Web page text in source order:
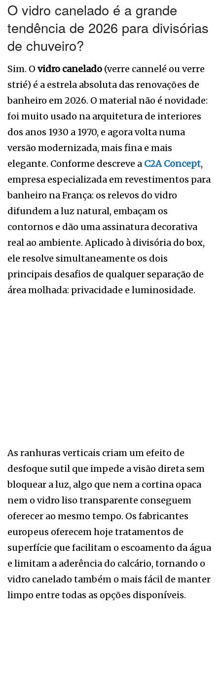
O vidro canelado é a grande
tendência de 2026 para divisórias
de chuveiro?
Sim. O vidro canelado (verre cannelé ou verre
strié) é a estrela absoluta das renovações de
banheiro em 2026. O material não é novidade:
foi muito usado na arquitetura de interiores
dos anos 1930 a 1970, e agora volta numa
versão modernizada, mais fina e mais
elegante. Conforme descreve a C2A Concept,
empresa especializada em revestimentos para
banheiro na França: os relevos do vidro
difundem a luz natural, embaçam os
contornos e dão uma assinatura decorativa
real ao ambiente. Aplicado à divisória do box,
ele resolve simultaneamente os dois
principais desafios de qualquer separação de
área molhada: privacidade e luminosidade.
As ranhuras verticais criam um efeito de
desfoque sutil que impede a visão direta sem
bloquear a luz, algo que nem a cortina opaca
nem o vidro liso transparente conseguem
oferecer ao mesmo tempo. Os fabricantes
europeus oferecem hoje tratamentos de
superfície que facilitam o escoamento da água
e limitam a aderência do calcário, tornando o
vidro canelado também o mais fácil de manter
limpo entre todas as opções disponíveis.